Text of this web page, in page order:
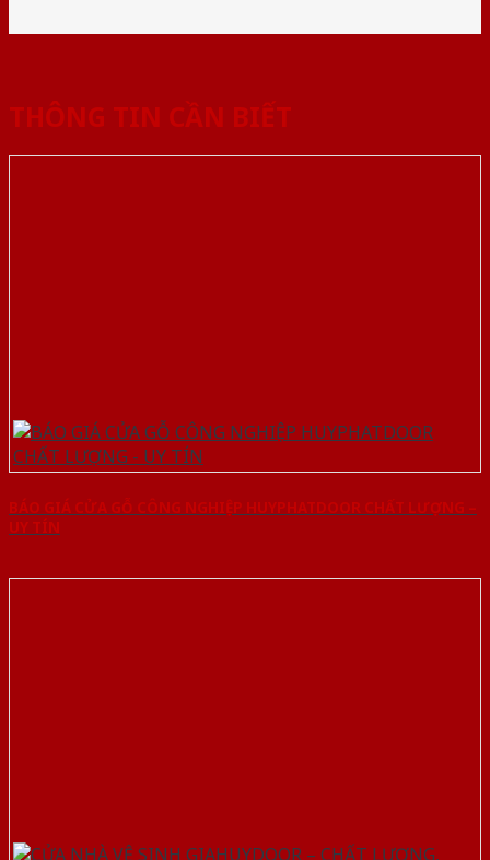
THÔNG TIN CẦN BIẾT
BÁO GIÁ CỬA GỖ CÔNG NGHIỆP HUYPHATDOOR CHẤT LƯỢNG –
UY TÍN